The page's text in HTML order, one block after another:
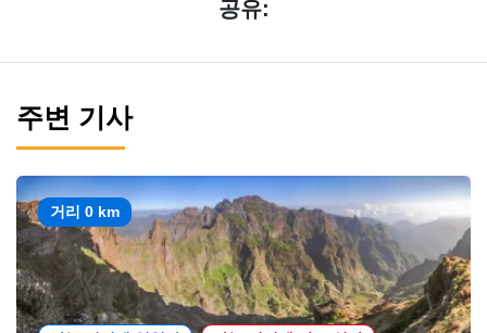
공유:
주변 기사
거리 0 km